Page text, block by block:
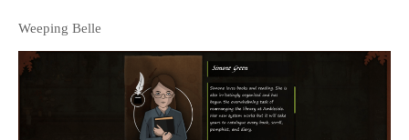
Weeping Belle